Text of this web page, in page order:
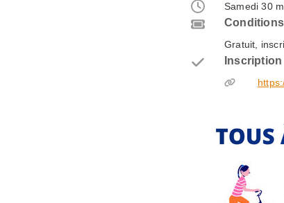
Samedi 30
Conditions
Gratuit,
Inscription